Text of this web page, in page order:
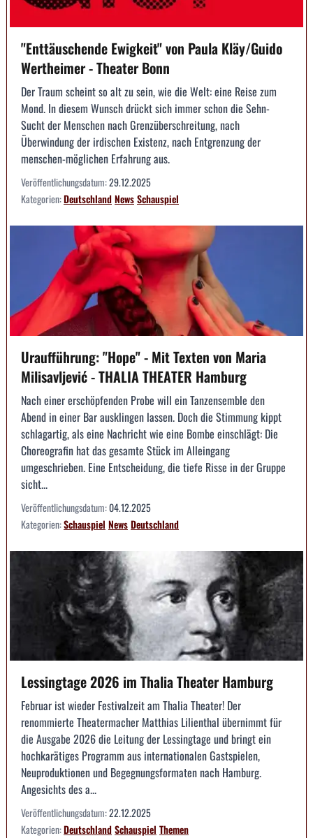
"Enttäuschende Ewigkeit" von Paula Kläy/Guido
Wertheimer - Theater Bonn
Der Traum scheint so alt zu sein, wie die Welt: eine Reise zum
Mond. In diesem Wunsch drückt sich immer schon die Sehn-
Sucht der Menschen nach Grenzüberschreitung, nach
Überwindung der irdischen Existenz, nach Entgrenzung der
menschen-möglichen Erfahrung aus.
Veröffentlichungsdatum:29.12.2025
Kategorien:DeutschlandNewsSchauspiel
Uraufführung: "Hope" - Mit Texten von Maria
Milisavljević - THALIA THEATER Hamburg
Nach einer erschöpfenden Probe will ein Tanzensemble den
Abend in einer Bar ausklingen lassen. Doch die Stimmung kippt
schlagartig, als eine Nachricht wie eine Bombe einschlägt: Die
Choreografin hat das gesamte Stück im Alleingang
umgeschrieben. Eine Entscheidung, die tiefe Risse in der Gruppe
sicht...
Veröffentlichungsdatum:04.12.2025
Kategorien:Schauspiel NewsDeutschland
Lessingtage 2026 im Thalia Theater Hamburg
Februar ist wieder Festivalzeit am Thalia Theater! Der
renommierte Theatermacher Matthias Lilienthal übernimmt für
die Ausgabe 2026 die Leitung der Lessingtage und bringt ein
hochkarätiges Programm aus internationalen Gastspielen,
Neuproduktionen und Begegnungsformaten nach Hamburg.
Angesichts des a...
Veröffentlichungsdatum:22.12.2025
Kategorien:DeutschlandSchauspiel Themen